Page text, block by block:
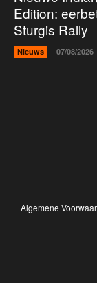
Edition:
Sturgis Rally
Nieuws 07/08/2026
Algemene